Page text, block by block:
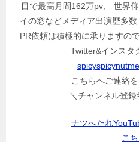
目で最高月間162万pv、 世界
イの窓などメディア出演歴多
PR依頼は積極的に承りますの
Twitter&インスタ
こちらへご連絡
＼チャンネル登
ナツへたれ
こ